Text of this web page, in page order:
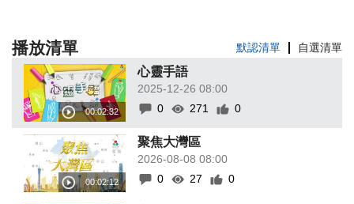
播放清單 默認清單 自選清單
心靈手語
2025-12-26 08:00
0
271 0
聚焦大灣區
2026-08-08 08:00
0
27 0